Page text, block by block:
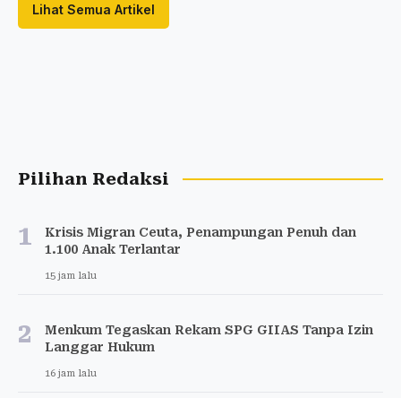
Lihat Semua Artikel
Pilihan Redaksi
1
Krisis Migran Ceuta, Penampungan Penuh dan
1.100 Anak Terlantar
15 jam lalu
2
Menkum Tegaskan Rekam SPG GIIAS Tanpa Izin
Langgar Hukum
16 jam lalu